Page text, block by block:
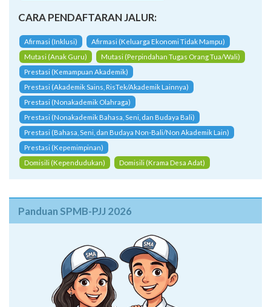
Afirmasi (Inklusi)
Afirmasi (Keluarga Ekonomi Tidak Mampu)
Mutasi (Anak Guru)
Mutasi (Perpindahan Tugas Orang Tua/Wali)
Prestasi (Kemampuan Akademik)
Prestasi (Akademik Sains, RisTek/Akademik Lainnya)
Prestasi (Nonakademik Olahraga)
Prestasi (Nonakademik Bahasa, Seni, dan Budaya Bali)
Prestasi (Bahasa, Seni, dan Budaya Non-Bali/Non Akademik Lain)
Prestasi (Kepemimpinan)
Panduan SPMB-PJJ 2026